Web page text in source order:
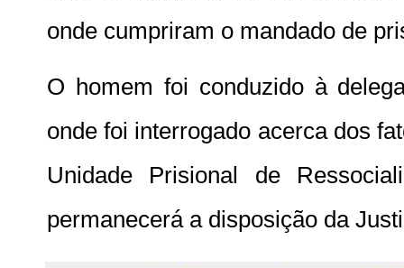
onde cumpriram o mandado de
O homem foi conduzido à
onde foi interrogado acerca dos
Unidade Prisional de
permanecerá a disposição da